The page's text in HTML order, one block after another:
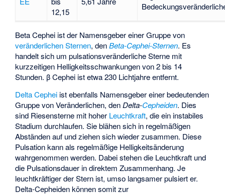
12,15
Beta Cephei ist der Namensgeber einer Gruppe von
veränderlichen Sternen, denBeta-Cephei-Sternen. Es
handelt sich um pulsationsveränderliche Sterne mit
kurzzeitigen Helligkeitsschwankungen von 2 bis 14
Stunden. β Cephei ist etwa 230 Lichtjahre entfernt.
Delta Cephei ist ebenfalls Namensgeber einer bedeutenden
Gruppe von Veränderlichen, denDelta-Cepheiden. Dies
sind Riesensterne mit hoher Leuchtkraft, die ein instabiles
Stadium durchlaufen. Sie blähen sich in regelmäßigen
Abständen auf und ziehen sich wieder zusammen. Diese
Pulsation kann als regelmäßige Helligkeitsänderung
wahrgenommen werden. Dabei stehen die Leuchtkraft und
die Pulsationsdauer in direktem Zusammenhang. Je
leuchtkräftiger der Stern ist, umso langsamer pulsiert er.
Delta-Cepheiden können somit zur